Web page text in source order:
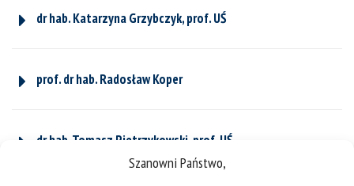
Szanowni Państwo,
dr hab. Katarzyna Grzybczyk, prof. UŚ
prof. dr hab. Radosław Koper
dr hab. Tomasz Pietrzykowski, prof. UŚ